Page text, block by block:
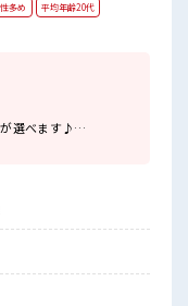
多め
平均年齢20代
選べます♪
自由でOK(詳しくは
消♪
ょう♪